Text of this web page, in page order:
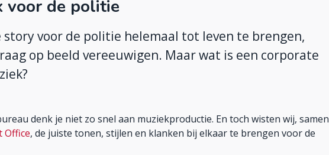
voor de politie
story voor de politie helemaal tot leven te brengen,
op beeld vereeuwigen. Maar wat is een corporate
denk je niet zo snel aan muziekproductie. En toch wisten wij, samen
Office, de juiste tonen, stijlen en klanken bij elkaar te brengen voor de